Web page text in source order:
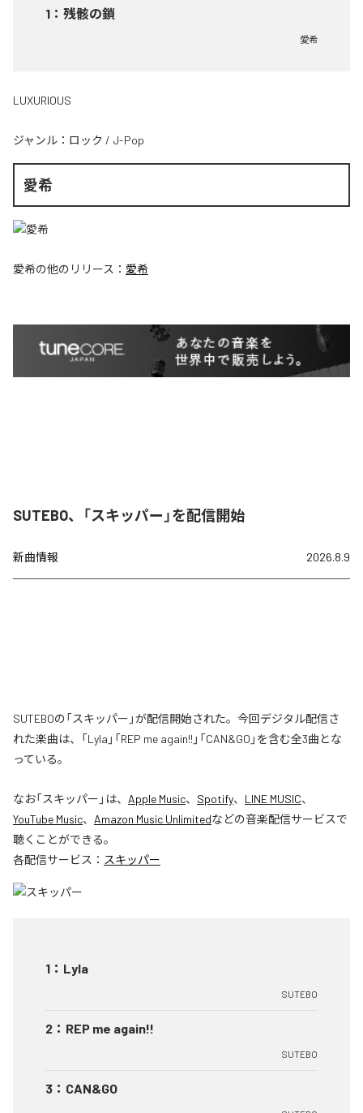
1 ： 残骸の鎖
愛希
LUXURIOUS
ジャンル： ロック / J-Pop
愛希
愛希の他のリリース： 愛希
SUTEBO、「スキッパー」を配信開始
新曲情報 2026.8.9
SUTEBOの「スキッパー」が配信開始された。今回デジタル配信さ
れた楽曲は、「Lyla」「REP me again!!」「CAN&GO」を含む全3曲とな
っている。
なお「スキッパー 」は、 Apple Music、 Spotify、 LINE MUSIC、
YouTube Music、 Amazon Music Unlimitedなどの音楽配信サービスで
聴くことができる。
各配信サービス： スキッパー
1 ： Lyla
SUTEBO
2 ： REP me again!!
SUTEBO
3 ： CAN&GO